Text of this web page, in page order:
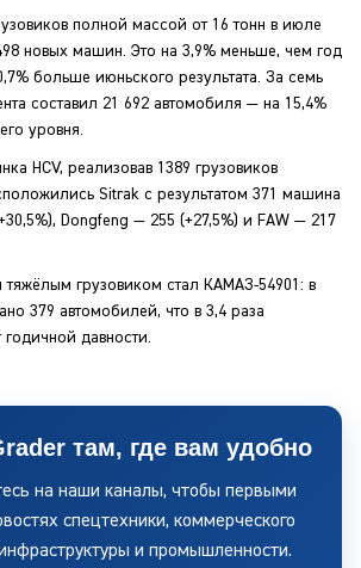
полной массой от 16 тонн в июле
новых машин. Это на 3,9% меньше, чем год
больше июньского результата. За семь
составил 21 692 автомобиля — на 15,4%
уровня.
HCV, реализовав 1389 грузовиков
Sitrak с результатом 371 машина
Dongfeng — 255 (+27,5%) и FAW — 217
грузовиком стал КАМАЗ-54901: в
379 автомобилей, что в 3,4 раза
годичной давности.
там, где вам удобно
на наши каналы, чтобы первыми
спецтехники, коммерческого
и промышленности.